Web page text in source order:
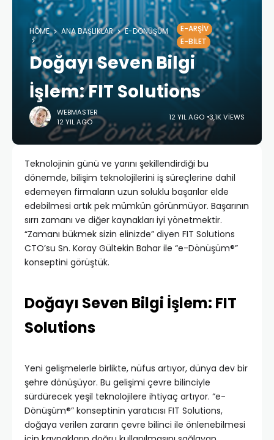
HOME ANA BAŞLIKLAR E-DÖNÜŞÜM
E-ARŞIV
E-BILET
Doğayı Seven Bilgi
İşlem: FIT Solutions
WEBMASTER
12 YIL AGO
12 YIL AGO 3,1K VIEWS
Teknolojinin günü ve yarını şekillendirdiği bu
dönemde, bilişim teknolojilerini iş süreçlerine dahil
edemeyen firmaların uzun soluklu başarılar elde
edebilmesi artık pek mümkün görünmüyor. Başarının
sırrı zamanı ve diğer kaynakları iyi yönetmektir.
“Zamanı bükmek sizin elinizde” diyen FIT Solutions
CTO’su Sn. Koray Gültekin Bahar ile “e-Dönüşüm®”
konseptini görüştük.
Doğayı Seven Bilgi İşlem: FIT
Solutions
Yeni gelişmelerle birlikte, nüfus artıyor, dünya dev bir
şehre dönüşüyor. Bu gelişimi çevre bilinciyle
sürdürecek yeşil teknolojilere ihtiyaç artıyor. “e-
Dönüşüm®” konseptinin yaratıcısı FIT Solutions,
doğaya verilen zararın çevre bilinci ile önlenebilmesi